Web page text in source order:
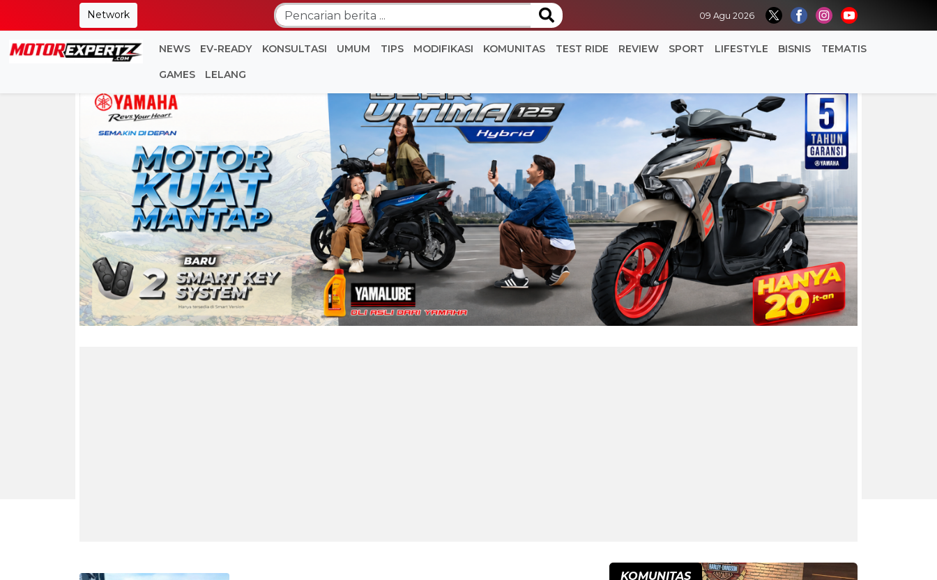
Network 09 Agu 2026
NEWS EV-READY KONSULTASI UMUM TIPS MODIFIKASI KOMUNITAS TEST RIDE REVIEW SPORT LIFESTYLE BISNIS TEMATIS
GAMES LELANG
KOMUNITAS